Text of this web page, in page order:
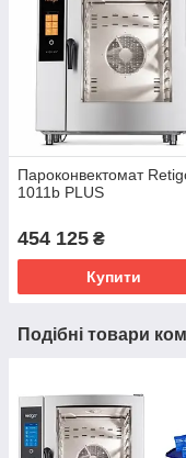
Пароконвектомат
1011b PLUS
454 125 ₴
Купити
Подібні товари